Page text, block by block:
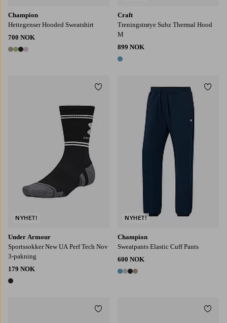
Champion
Hettegenser Hooded Sweatshirt
700 NOK
4 farger
Craft
Treningstrøye Subz Thermal Hood
M
899 NOK
1 farge
Under Armour
Sportssokker New UA Perf Tech Nov
3-pakning
179 NOK
1 farge
NYHET!
Legg til favoritter
Champion
Sweatpants Elastic Cuff Pants
600 NOK
4 farger
NYHET!
2XL
Legg til favoritter